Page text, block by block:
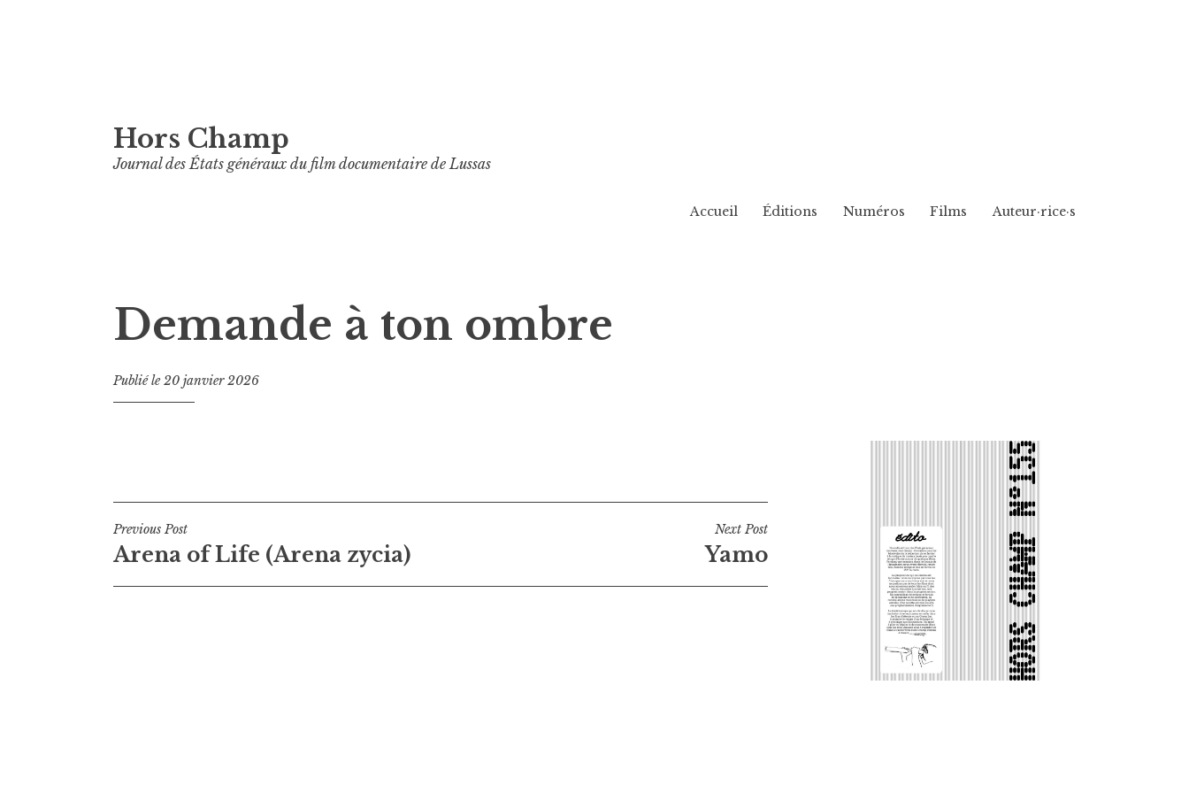
au
contenu
Hors Champ
Journal des États généraux du film documentaire de Lussas
Accueil Éditions Numéros Films Auteur·rice·s
Demande à ton ombre
Publié le20 janvier 2026
Navigation
de
Previous Post
Arena of Life (Arena zycia)
Next Post
Yamo